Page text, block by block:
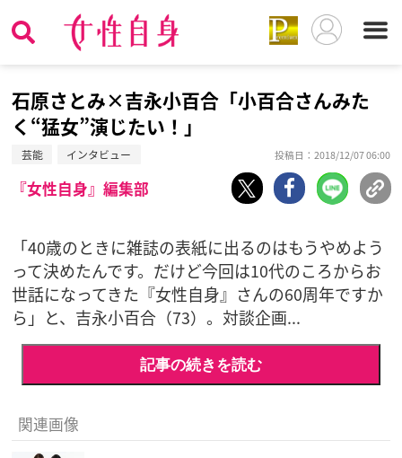
石原さとみ×吉永小百合「小百合さんみた
く“猛女”演じたい！」
芸能 インタビュー 投稿日：2018/12/07 06:00
『女性自身』編集部
「40歳のときに雑誌の表紙に出るのはもうやめよう
って決めたんです。だけど今回は10代のころからお
世話になってきた『女性自身』さんの60周年ですか
ら」と、吉永小百合（73）。対談企画...
記事の続きを読む
関連画像